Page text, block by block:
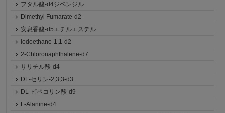
フタル酸-d4ジベンジル
Dimethyl Fumarate-d2
安息香酸-d5エチルエステル
Iodoethane-1,1-d2
2-Chloronaphthalene-d7
サリチル酸-d4
DL-セリン-2,3,3-d3
DL-ピペコリン酸-d9
L-Alanine-d4